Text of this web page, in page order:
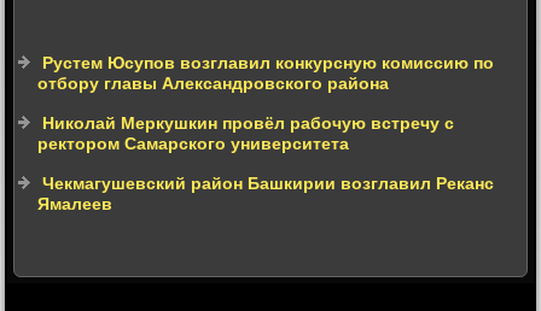
Рустем Юсупов возглавил конкурсную комиссию по
отбору главы Александровского района
Николай Меркушкин провёл рабочую встречу с
ректором Самарского университета
Чекмагушевский район Башкирии возглавил Реканс
Ямалеев